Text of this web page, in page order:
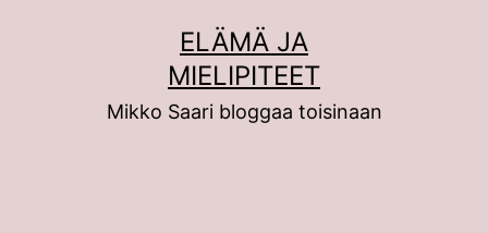
ELÄMÄ JA
MIELIPITEET
Mikko Saari bloggaa toisinaan